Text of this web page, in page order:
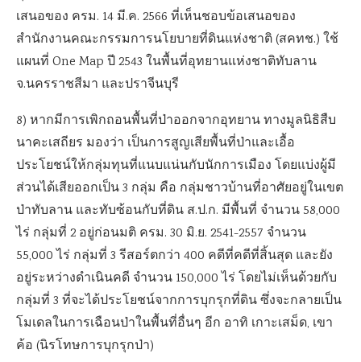
เสนอของ ครม. 14 มี.ค. 2566 ที่เห็นชอบข้อเสนอของ
สำนักงานคณะกรรมการนโยบายที่ดินแห่งชาติ (สคทช.) ใช้
แผนที่ One Map ปี 2543 ในพื้นที่อุทยานแห่งชาติทับลาน
จ.นครราชสีมา และปราจีนบุรี
8) หากมีการเพิกถอนพื้นที่ป่าออกจากอุทยาน ทางมูลนิธิสืบ
นาคะเสถียร มองว่า เป็นการสูญเสียพื้นที่ป่าและเอื้อ
ประโยชน์ให้กลุ่มทุนที่แนบแน่นกับนักการเมือง โดยแบ่งผู้มี
ส่วนได้เสียออกเป็น 3 กลุ่ม คือ กลุ่มชาวบ้านที่อาศัยอยู่ในเขต
ป่าทับลาน และทับซ้อนกับที่ดิน ส.ป.ก. มีพื้นที่ จำนวน 58,000
ไร่ กลุ่มที่ 2 อยู่ก่อนมติ ครม. 30 มิ.ย. 2541-2557 จำนวน
55,000 ไร่ กลุ่มที่ 3 รีสอร์ตกว่า 400 คดีที่คดีที่สิ้นสุด และยัง
อยู่ระหว่างดำเนินคดี จำนวน 150,000 ไร่ โดยไม่เห็นด้วยกับ
กลุ่มที่ 3 ที่จะได้ประโยชน์จากการบุกรุกที่ดิน ซึ่งจะกลายเป็น
โมเดลในการเฉือนป่าในพื้นที่อื่นๆ อีก อาทิ เกาะเสม็ด, เขา
ค้อ (นิรโทษการบุกรุกป่า)